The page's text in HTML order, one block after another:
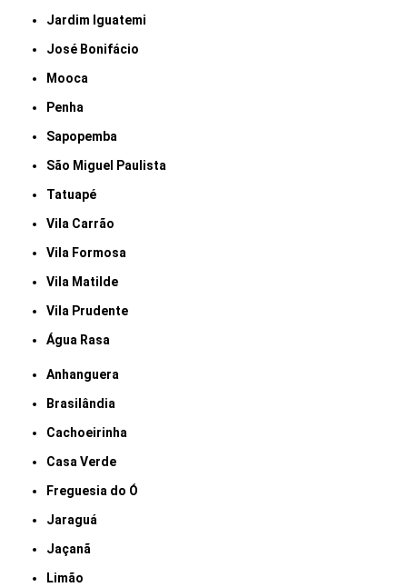
Jardim Iguatemi
José Bonifácio
Mooca
Penha
Sapopemba
São Miguel Paulista
Tatuapé
Vila Carrão
Vila Formosa
Vila Matilde
Vila Prudente
Água Rasa
Anhanguera
Brasilândia
Cachoeirinha
Casa Verde
Freguesia do Ó
Jaraguá
Jaçanã
Limão